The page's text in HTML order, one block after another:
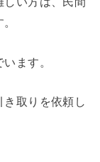
ます。
取りを依頼し